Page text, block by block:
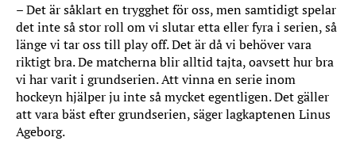
– Det är såklart en trygghet för oss, men samtidigt spelar
det inte så stor roll om vi slutar etta eller fyra i serien, så
länge vi tar oss till play off. Det är då vi behöver vara
riktigt bra. De matcherna blir alltid tajta, oavsett hur bra
vi har varit i grundserien. Att vinna en serie inom
hockeyn hjälper ju inte så mycket egentligen. Det gäller
att vara bäst efter grundserien, säger lagkaptenen Linus
Ageborg.